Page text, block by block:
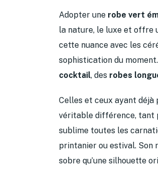
Adopter une robe vert
la nature, le luxe et offre
cette nuance avec les
sophistication du
cocktail, des robes
Celles et ceux ayant déjà
véritable différence, tant
sublime toutes les
printanier ou estival. Son
sobre qu’une silhouette